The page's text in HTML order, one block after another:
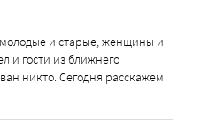
молодые и старые, женщины и
и гости из ближнего
никто. Сегодня расскажем